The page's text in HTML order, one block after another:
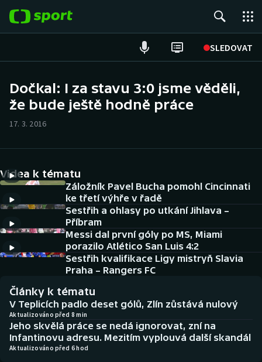
SLEDOVAT
Hokej
Cyklistika
DALŠÍ SPORTY
Americký fotbal
Baseball a softbal
Basketbal
Biatlon
Boby a skeleton
NEPŘEHLÉDNĚTE
Historické návraty
Aplikace ČT sport
Dočkal: I za stavu 3:0 jsme věděli,
že bude ještě hodně práce
17. 3. 2016
Videa k tématu
Záložník Pavel Bucha pomohl Cincinnati
ke třetí výhře v řadě
Sestřih a ohlasy po utkání Jihlava –
Příbram
Messi dal první góly po MS, Miami
porazilo Atlético San Luis 4:2
Sestřih kvalifikace Ligy mistryň Slavia
Praha – Rangers FC
Články k tématu
V Teplicích padlo deset gólů, Zlín zůstává nulový
Aktualizováno před 8 min
Jeho skvělá práce se nedá ignorovat, zní na
Infantinovu adresu. Mezitím vyplouvá další skandál
Aktualizováno před 6 hod